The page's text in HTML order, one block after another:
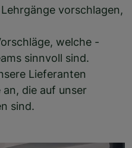
vorschlagen,
welche -
sinnvoll sind.
Lieferanten
die auf unser
sind.